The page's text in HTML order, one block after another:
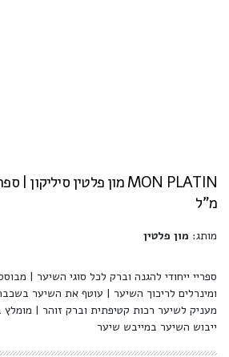
מ"ל
מותג: מון פלטין
ספריי ייחודי להגנה וברק לכל סוגי השיער |
ומינרלים לריכוך השיער | עוטף את השיער
מעניק לשיער רכות קטיפתית וברק זוהר |
ייבוש השיער במייבש שיער